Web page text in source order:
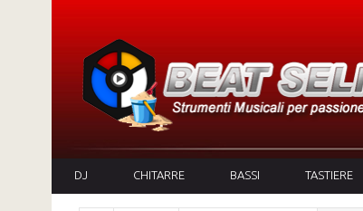
DJ CHITARRE BASSI TASTIERE